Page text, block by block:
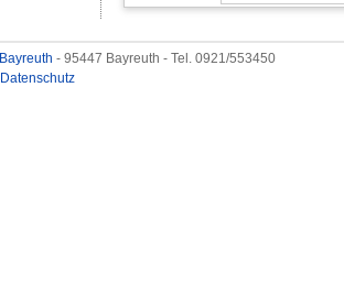
- 95447 Bayreuth - Tel. 0921/553450
Datenschutz